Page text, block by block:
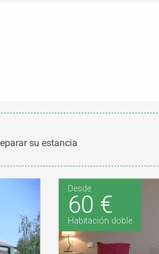
su estancia
Desde
60 €
Habitación doble